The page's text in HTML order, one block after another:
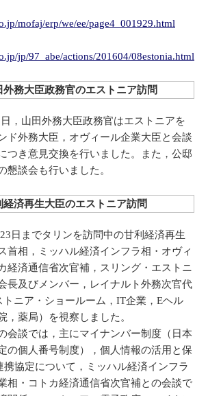
mofaj/erp/we/ee/page4_001929.html
jp/97_abe/actions/201604/08estonia.html
務大臣政務官のエストニア訪問
，山田外務大臣政務官はエストニアを
ド外務大臣，オヴィール企業大臣と会談
つき意見交換を行いました。また，公邸
懇談会も行いました。
済再生大臣のエストニア訪問
日までタリンを訪問中の甘利経済再生
首相，ミッハル経済インフラ相・オヴィ
経済通信省次官補，スリング・エストニ
長及びメンバー，レイナルト外務次官代
トニア・ショールーム，IT企業，Eヘル
，薬局）を視察しました。
会談では，主にマイナンバー制度（日本
の個人番号制度），個人情報の活用と保
携協定について，ミッハル経済インフラ
相・コトカ経済通信省次官補との会談で